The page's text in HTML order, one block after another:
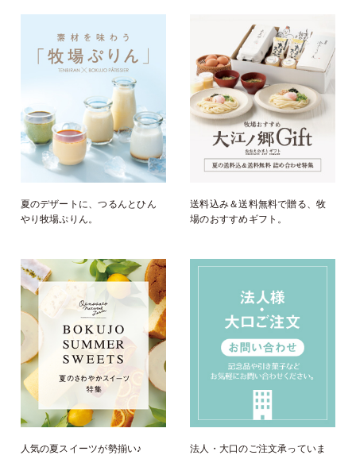
夏のデザートに、つるんとひん
やり牧場ぷりん。
送料込み＆送料無料で贈る、牧
場のおすすめギフト。
人気の夏スイーツが勢揃い♪
法人・大口のご注文承っていま